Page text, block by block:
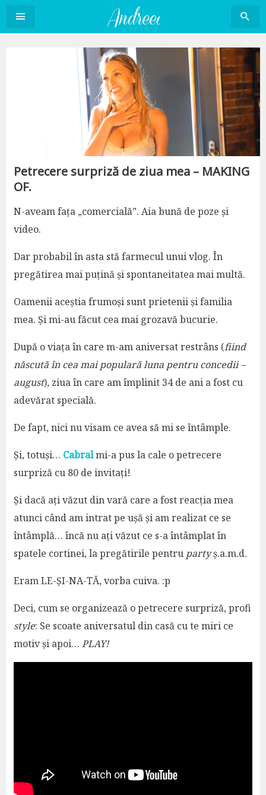
Sari
conținut
Petrecere surpriză de ziua mea – MAKING
OF.
N-aveam fața „comercială”. Aia bună de poze și
video.
Dar probabil în asta stă farmecul unui vlog. În
pregătirea mai puțină și spontaneitatea mai multă.
Oamenii aceștia frumoși sunt prietenii și familia
mea. Și mi-au făcut cea mai grozavă bucurie.
După o viața în care m-am aniversat restrâns (fiind
născută în cea mai populară luna pentru concedii –
august), ziua în care am împlinit 34 de ani a fost cu
adevărat specială.
De fapt, nici nu visam ce avea să mi se întâmple.
Și, totuși… Cabralmi-a pus la cale o petrecere
surpriză cu 80 de invitați!
Și dacă ați văzut din vară care a fost reacția mea
atunci când am intrat pe ușă și am realizat ce se
întâmplă… încă nu ați văzut ce s-a întâmplat în
spatele cortinei, la pregătirile pentru partyș.a.m.d.
Eram LE-ȘI-NA-TĂ, vorba cuiva. :p
Deci, cum se organizează o petrecere surpriză, profi
style: Se scoate aniversatul din casă cu te miri ce
motiv și apoi… PLAY!